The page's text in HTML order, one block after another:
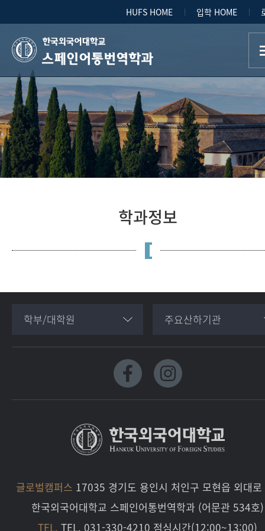
HUFS HOME 입학 HOME
스페인어통번역학과
학과정보
학부/대학원 주요산하기관
글로벌캠퍼스 17035 경기도 용인시 처인구 모현읍 외대
한국외국어대학교 스페인어통번역학과 (어문관 534호)
TEL. TEL. 031-330-4210 점심시간(12:00~13:00)